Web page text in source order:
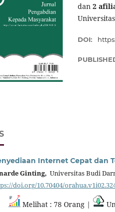
dan 2
DOI:
Internet Cepat dan
Ginting, Universitas Budi
doi.org/10.70404/
Melihat : 78 Orang |